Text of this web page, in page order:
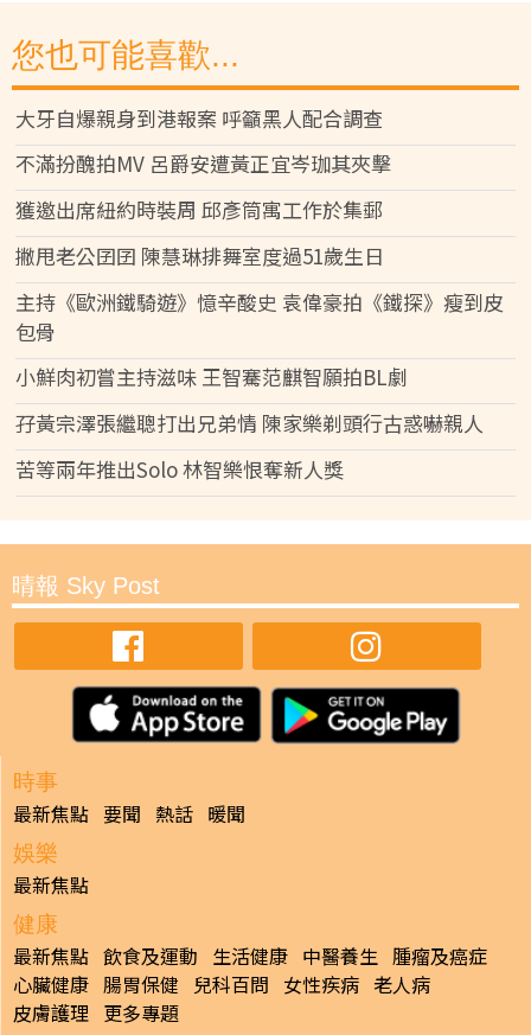
您也可能喜歡...
大牙自爆親身到港報案 呼籲黑人配合調查
不滿扮醜拍MV 呂爵安遭黃正宜岑珈其夾擊
獲邀出席紐約時裝周 邱彥筒寓工作於集郵
撇甩老公囝囝 陳慧琳排舞室度過51歲生日
主持《歐洲鐵騎遊》憶辛酸史 袁偉豪拍《鐵探》瘦到皮
包骨
小鮮肉初嘗主持滋味 王智騫范麒智願拍BL劇
孖黃宗澤張繼聰打出兄弟情 陳家樂剃頭行古惑嚇親人
苦等兩年推出Solo 林智樂恨奪新人獎
晴報 Sky Post
時事
最新焦點 要聞 熱話 暖聞
娛樂
最新焦點
健康
最新焦點 飲食及運動 生活健康 中醫養生 腫瘤及癌症
心臟健康 腸胃保健 兒科百問 女性疾病 老人病
皮膚護理 更多專題